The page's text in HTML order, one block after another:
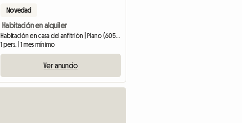
Novedad
Habitación en alquiler
Habitación en casa del anfitrión | Plano (60545)
1 pers. | 1 mes mínimo
Ver anuncio